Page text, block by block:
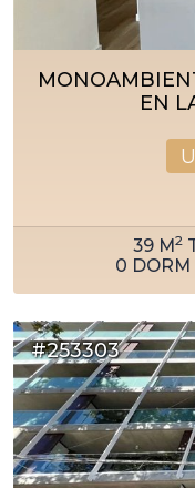
EN
39M2
0 DORM
#253303